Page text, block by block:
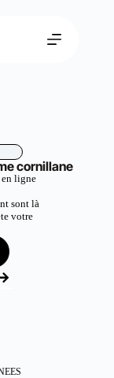
cornillane
en ligne
sont là
votre